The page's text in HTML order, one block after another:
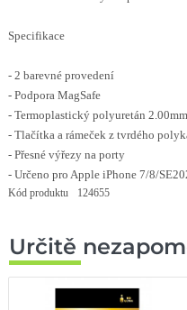
Specifikace
- 2 barevné provedení
- Podpora MagSafe
- Termoplastický polyuretán 2.00mm
- Tlačítka a rámeček z tvrdého
- Přesné výřezy na porty
- Určeno pro Apple iPhone 7/8/
Kód produktu 124655
Určitě